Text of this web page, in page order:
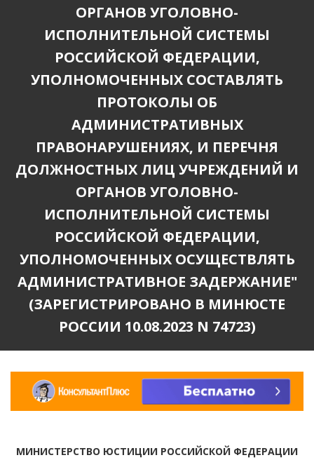
ОРГАНОВ УГОЛОВНО-
ИСПОЛНИТЕЛЬНОЙ СИСТЕМЫ
РОССИЙСКОЙ ФЕДЕРАЦИИ,
УПОЛНОМОЧЕННЫХ СОСТАВЛЯТЬ
ПРОТОКОЛЫ ОБ
АДМИНИСТРАТИВНЫХ
ПРАВОНАРУШЕНИЯХ, И ПЕРЕЧНЯ
ДОЛЖНОСТНЫХ ЛИЦ УЧРЕЖДЕНИЙ И
ОРГАНОВ УГОЛОВНО-
ИСПОЛНИТЕЛЬНОЙ СИСТЕМЫ
РОССИЙСКОЙ ФЕДЕРАЦИИ,
УПОЛНОМОЧЕННЫХ ОСУЩЕСТВЛЯТЬ
АДМИНИСТРАТИВНОЕ ЗАДЕРЖАНИЕ"
(ЗАРЕГИСТРИРОВАНО В МИНЮСТЕ
РОССИИ 10.08.2023 N 74723)
МИНИСТЕРСТВО ЮСТИЦИИ РОССИЙСКОЙ ФЕДЕРАЦИИ